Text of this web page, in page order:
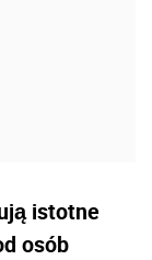
istotne
osób